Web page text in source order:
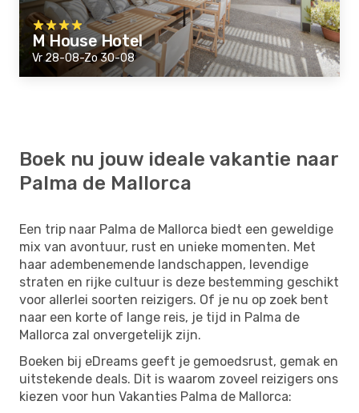
M House Hotel
Vr 28-08-Zo 30-08
Boek nu jouw ideale vakantie naar
Palma de Mallorca
Een trip naar Palma de Mallorca biedt een geweldige
mix van avontuur, rust en unieke momenten. Met
haar adembenemende landschappen, levendige
straten en rijke cultuur is deze bestemming geschikt
voor allerlei soorten reizigers. Of je nu op zoek bent
naar een korte of lange reis, je tijd in Palma de
Mallorca zal onvergetelijk zijn.
Boeken bij eDreams geeft je gemoedsrust, gemak en
uitstekende deals. Dit is waarom zoveel reizigers ons
kiezen voor hun Vakanties Palma de Mallorca: